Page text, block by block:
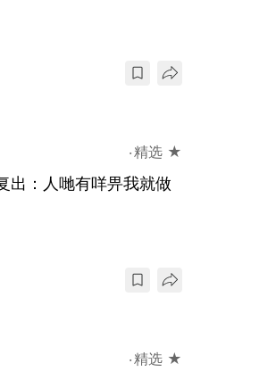
精选 ★
出：人哋有咩畀我就做
精选 ★